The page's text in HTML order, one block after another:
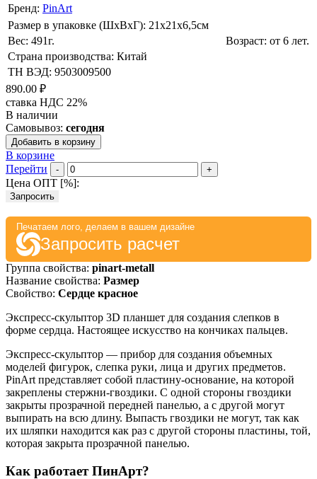
Бренд: PinArt
Размер в упаковке (ШхВxГ): 21х21х6,5cм
Вес: 491г.
Возраст: от 6 лет.
Страна производства: Китай
ТН ВЭД: 9503009500
890.00 ₽
ставка НДС 22%
В наличии
Самовывоз: сегодня
Добавить в корзину
В корзине
Перейти
- +
Цена ОПТ [%]:
Запросить
Печатаем лого, делаем в вашем дизайне
Запросить расчет
Группа свойства: pinart-metall
Название свойства: Размер
Свойство: Сердце красное
Экспресс-скульптор 3D планшет для создания слепков в
форме сердца. Настоящее искусство на кончиках пальцев.
Экспресс-скульптор — прибор для создания объемных
моделей фигурок, слепка руки, лица и других предметов.
PinArt представляет собой пластину-основание, на которой
закреплены стержни-гвоздики. С одной стороны гвоздики
закрыты прозрачной передней панелью, а с другой могут
выпирать на всю длину. Выпасть гвоздики не могут, так как
их шляпки находится как раз с другой стороны пластины, той,
которая закрыта прозрачной панелью.
Как работает ПинАрт?